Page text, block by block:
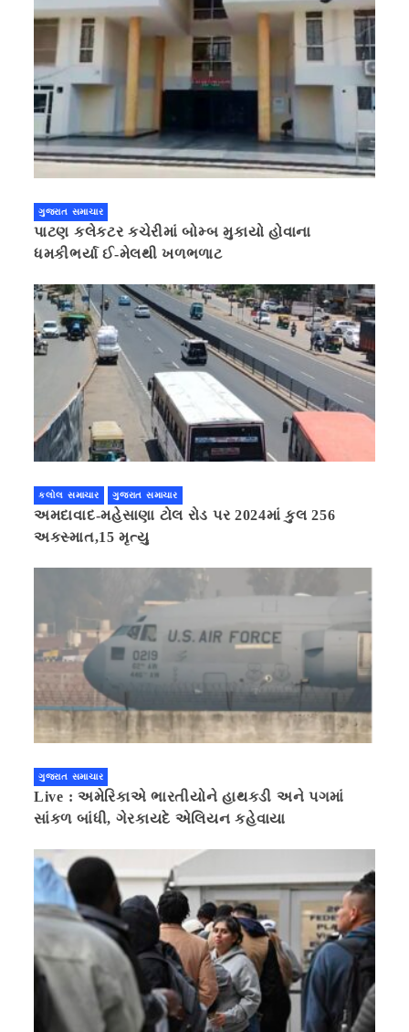
ગુજરાત સમાચાર
પાટણ કલેકટર કચેરીમાં બોમ્બ મુકાયો હોવાના
ધમકીભર્યા ઈ-મેલથી ખળભળાટ
કલોલ સમાચાર ગુજરાત સમાચાર
અમદાવાદ-મહેસાણા ટોલ રોડ પર 2024માં કુલ 256
અકસ્માત,15 મૃત્યુ
ગુજરાત સમાચાર
Live : અમેરિકાએ ભારતીયોને હાથકડી અને પગમાં
સાંકળ બાંધી, ગેરકાયદે એલિયન કહેવાયા